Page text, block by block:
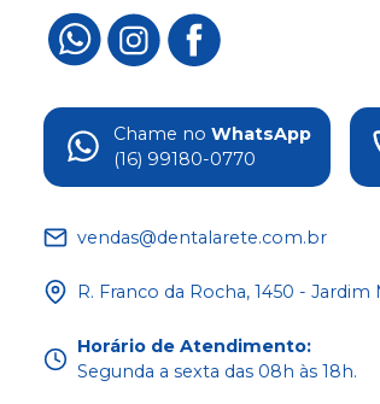
Chame no WhatsApp
(16) 99180-0770
vendas@dentalarete.com.br
R. Franco da Rocha, 1450 -
Horário de Atendimento:
Segunda a sexta das 08h às 18h.